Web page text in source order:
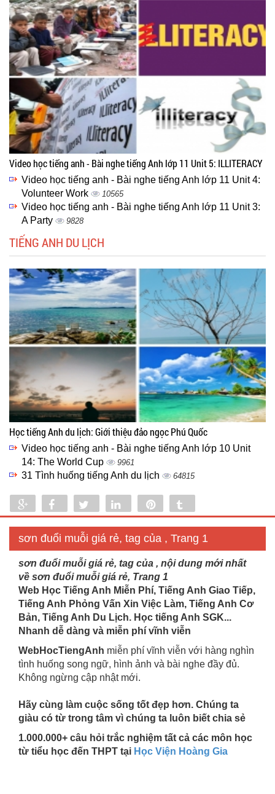
Video học tiếng anh - Bài nghe tiếng Anh lớp 11 Unit 5: ILLITERACY
Video học tiếng anh - Bài nghe tiếng Anh lớp 11 Unit 4:
Volunteer Work
10565
Video học tiếng anh - Bài nghe tiếng Anh lớp 11 Unit 3:
A Party
9828
TIẾNG ANH DU LỊCH
Học tiếng Anh du lịch: Giới thiệu đảo ngọc Phú Quốc
Video học tiếng anh - Bài nghe tiếng Anh lớp 10 Unit
14: The World Cup
9961
31 Tình huống tiếng Anh du lịch 64815
Share Share Tweet Share
sơn đuổi muỗi giá rẻ, tag của , Trang 1
sơn đuổi muỗi giá rẻ, tag của , nội dung mới nhất
về sơn đuổi muỗi giá rẻ, Trang 1
Web Học Tiếng Anh Miễn Phí, Tiếng Anh Giao Tiếp,
Tiếng Anh Phỏng Vấn Xin Việc Làm, Tiếng Anh Cơ
Bản, Tiếng Anh Du Lịch. Học tiếng Anh SGK...
Nhanh dễ dàng và miễn phí vĩnh viễn
WebHocTiengAnh miễn phí vĩnh viễn với hàng nghìn
tình huống song ngữ, hình ảnh và bài nghe đầy đủ.
Không ngừng cập nhật mới.
Hãy cùng làm cuộc sống tốt đẹp hơn. Chúng ta
giàu có từ trong tâm vì chúng ta luôn biết chia sẻ
1.000.000+ câu hỏi trắc nghiệm tất cả các môn học
từ tiểu học đến THPT tại Học Viện Hoàng Gia